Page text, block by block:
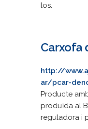
los.
Carxofa
http://
ar/pcar-
Producte
produïda al
reguladora i